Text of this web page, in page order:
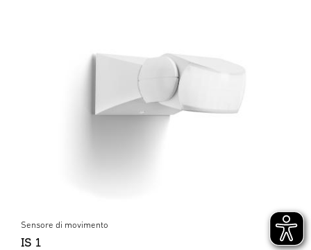
Sensore di movimento
IS 1